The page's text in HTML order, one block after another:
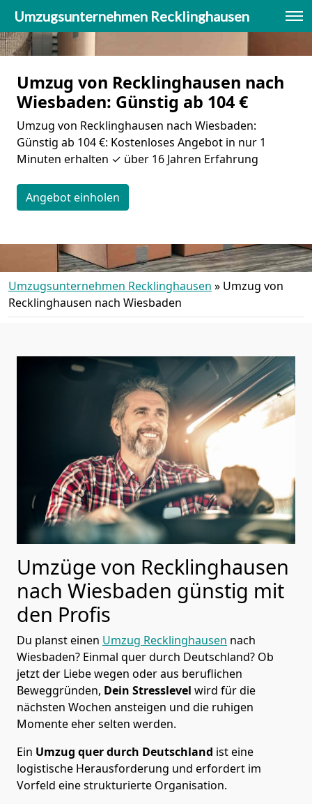
Umzugsunternehmen Recklinghausen
Umzug von Recklinghausen nach
Wiesbaden: Günstig ab 104 €
Umzug von Recklinghausen nach Wiesbaden:
Günstig ab 104 €: Kostenloses Angebot in nur 1
Minuten erhalten ✓ über 16 Jahren Erfahrung
Angebot einholen
Umzugsunternehmen Recklinghausen » Umzug von
Recklinghausen nach Wiesbaden
Umzüge von Recklinghausen
nach Wiesbaden günstig mit
den Profis
Du planst einen Umzug Recklinghausen nach
Wiesbaden? Einmal quer durch Deutschland? Ob
jetzt der Liebe wegen oder aus beruflichen
Beweggründen, Dein Stresslevel wird für die
nächsten Wochen ansteigen und die ruhigen
Momente eher selten werden.
Ein Umzug quer durch Deutschland ist eine
logistische Herausforderung und erfordert im
Vorfeld eine strukturierte Organisation.